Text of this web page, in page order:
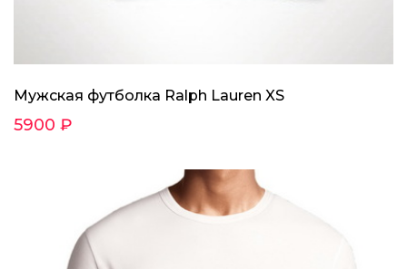
Мужская футболка Ralph Lauren XS
5900 ₽